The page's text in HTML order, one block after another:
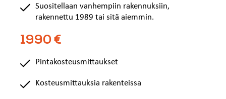
Suositellaan vanhempiin rakennuksiin,
rakennettu 1989 tai sitä aiemmin.
1990 €
Pintakosteusmittaukset
Kosteusmittauksia rakenteissa